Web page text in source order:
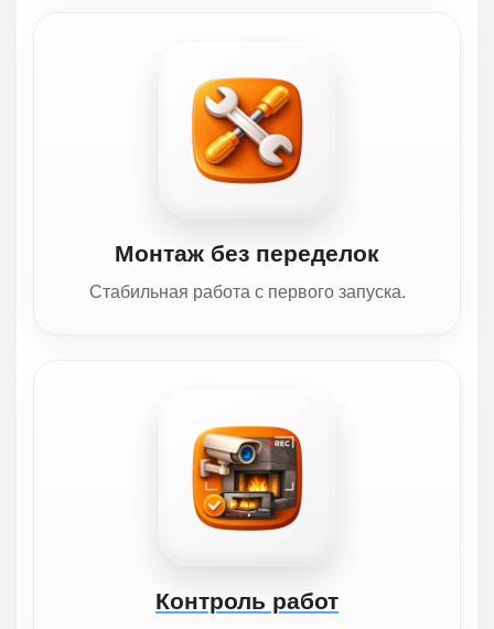
Монтаж без переделок
Стабильная работа с первого запуска.
Контроль работ